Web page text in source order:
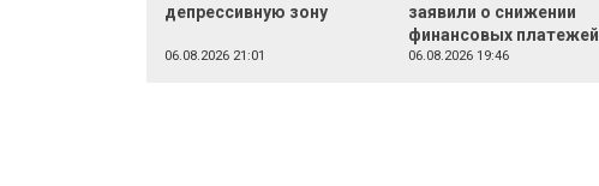
депрессивную зону
06.08.2026 21:01
заявили о снижении
финансовых платежей
06.08.2026 19:46